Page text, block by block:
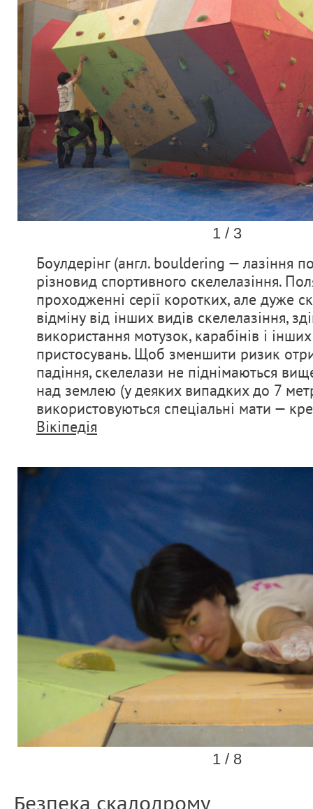
1 / 3
Боулдерінг (англ. bouldering — лазіння
різновид спортивного скелелазіння.
проходженні серії коротких, але дуже
відміну від інших видів скелелазіння,
використання мотузок, карабінів і
пристосувань. Щоб зменшити ризик
падіння, скелелази не піднімаються
над землею (у деяких випадких до 7
використовуються спеціальні мати —
Вікіпедія
1 / 8
Безпека скалодрому